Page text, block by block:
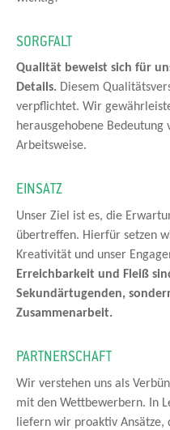
SORGFALT
Qualität beweist sich für
Details. Diesem
verpflichtet. Wir
herausgehobene Bedeutung
Arbeitsweise.
EINSATZ
Unser Ziel ist es, die
übertreffen. Hierfür setzen
Kreativität und unser
Erreichbarkeit und Fleiß
Sekundärtugenden,
Zusammenarbeit.
PARTNERSCHAFT
Wir verstehen uns als
mit den Wettbewerbern. In
liefern wir proaktiv Ansätze,